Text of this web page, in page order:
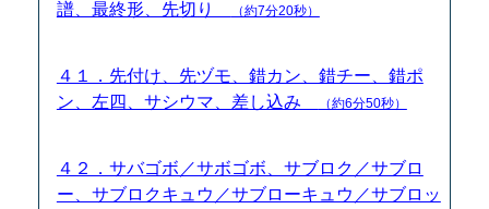
譜、最終形、先切り
（約7分20秒）
４１．先付け、先ヅモ、錯カン、錯チー、錯ポ
ン、左四、サシウマ、差し込み
（約6分50秒）
４２．サバゴボ／サボゴボ、サブロク／サブロ
ー、サブロクキュウ／サブローキュウ／サブロッ